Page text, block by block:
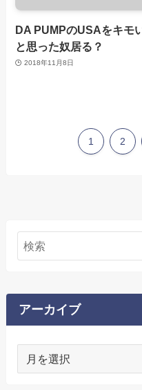
DA PUMPのUSAをキモ
と思った奴居る？
2018年11月8日
1 2
アーカイブ